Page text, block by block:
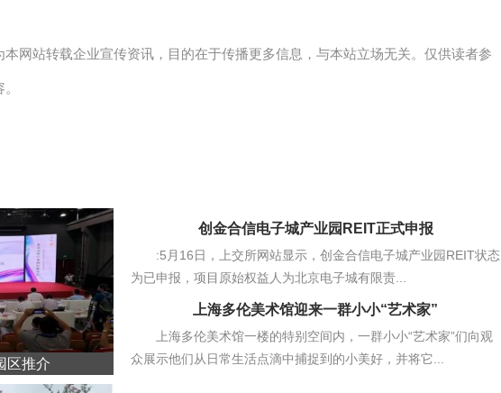
网站转载企业宣传资讯，目的在于传播更多信息，与本站立场无关。仅供读者参
区推介
创金合信电子城产业园REIT正式申报
:5月16日，上交所网站显示，创金合信电子城产业园REIT状态
为已申报，项目原始权益人为北京电子城有限责...
上海多伦美术馆迎来一群小小“艺术家”
上海多伦美术馆一楼的特别空间内，一群小小“艺术家”们向观
众展示他们从日常生活点滴中捕捉到的小美好，并将它...